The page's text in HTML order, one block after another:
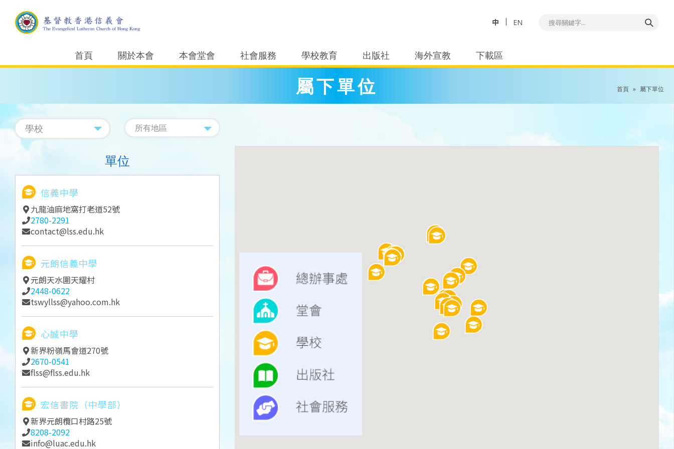
中 EN
首頁 關於本會 本會堂會 社會服務 學校教育 出版社 海外宣教 下載區
屬下單位 首頁 » 屬下單位
單位
信義中學
九龍油麻地窩打老道52號
2780-2291
contact@lss.edu.hk
元朗信義中學
元朗天水圍天耀村
2448-0622
tswyllss@yahoo.com.hk
心誠中學
新界粉嶺馬會道270號
2670-0541
flss@flss.edu.hk
宏信書院（中學部）
新界元朗欖口村路25號
8208-2092
info@luac.edu.hk